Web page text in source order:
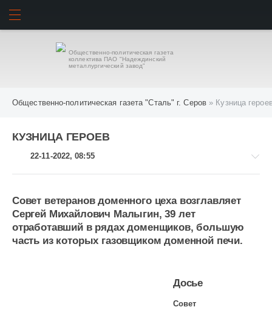
Общественно-политическая газета
коллектива ПАО "Надеждинский
металлургический завод"
Общественно-политическая газета "Сталь" г. Серов » Кузница
КУЗНИЦА ГЕРОЕВ
22-11-2022, 08:55
-
-
Совет ветеранов доменного цеха возглавляет
Сергей Михайлович Малыгин, 39 лет
отработавший в рядах доменщиков, большую
часть из которых газовщиком доменной печи.
Досье
Совет